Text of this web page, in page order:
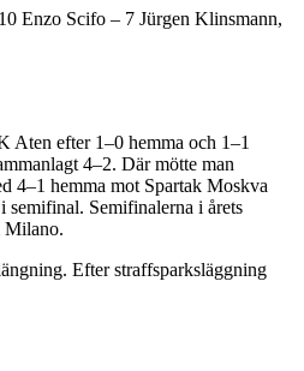
Enzo Scifo – 7 Jürgen Klinsmann,
Aten efter 1–0 hemma och 1–1
4–2. Där mötte man
4–1 hemma mot Spartak Moskva
i semifinal. Semifinalerna i årets
Milano.
Efter straffsparksläggning